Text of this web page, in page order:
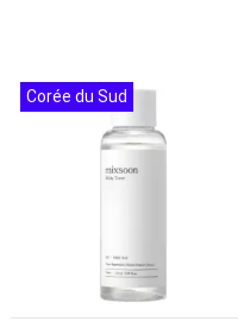
Corée du Sud